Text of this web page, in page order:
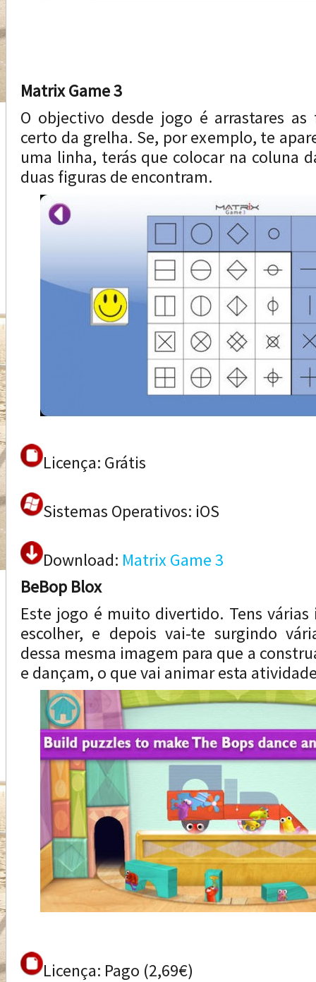
Matrix Game 3
O objectivo desde jogo é arrastares
certo da grelha. Se, por exemplo, te
uma linha, terás que colocar na coluna
duas figuras de encontram.
Licença: Grátis
Sistemas Operativos: iOS
Download: Matrix Game 3
BeBop Blox
Este jogo é muito divertido. Tens várias
escolher, e depois vai-te surgindo
dessa mesma imagem para que a
e dançam, o que vai animar esta
Licença: Pago (2,69€)